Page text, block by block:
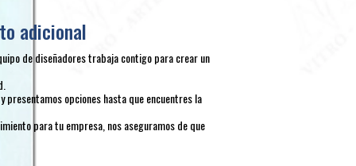
adicional
de diseñadores trabaja contigo para crear un
presentamos opciones hasta que encuentres la
para tu empresa, nos aseguramos de que